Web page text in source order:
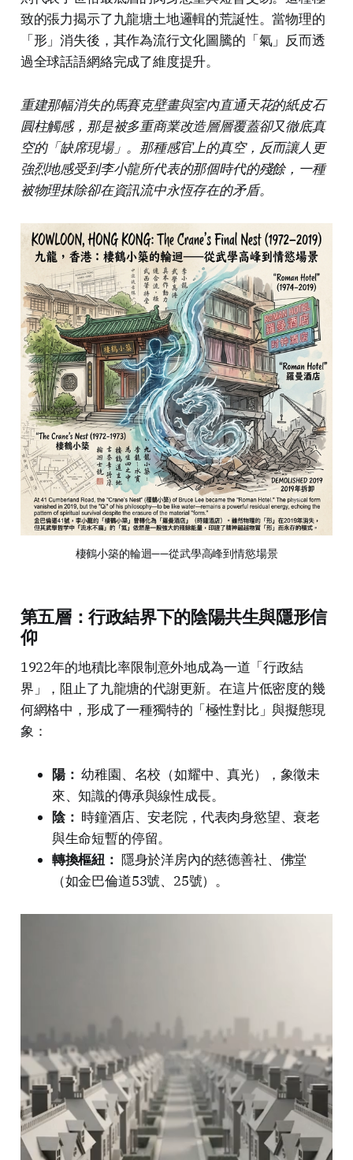
致的張力揭示了九龍塘土地邏輯的荒誕性。當物理的
「形」消失後，其作為流行文化圖騰的「氣」反而透
過全球話語網絡完成了維度提升。
重建那幅消失的馬賽克壁畫與室內直通天花的紙皮石
圓柱觸感，那是被多重商業改造層層覆蓋卻又徹底真
空的「缺席現場」。那種感官上的真空，反而讓人更
強烈地感受到李小龍所代表的那個時代的殘餘，一種
被物理抹除卻在資訊流中永恆存在的矛盾。
棲鶴小築的輪迴——從武學高峰到情慾場景
第五層：行政結界下的陰陽共生與隱形信
仰
1922年的地積比率限制意外地成為一道「行政結
界」，阻止了九龍塘的代謝更新。在這片低密度的幾
何網格中，形成了一種獨特的「極性對比」與擬態現
象：
陽： 幼稚園、名校（如耀中、真光），象徵未
來、知識的傳承與線性成長。
陰： 時鐘酒店、安老院，代表肉身慾望、衰老
與生命短暫的停留。
轉換樞紐： 隱身於洋房內的慈德善社、佛堂
（如金巴倫道53號、25號）。